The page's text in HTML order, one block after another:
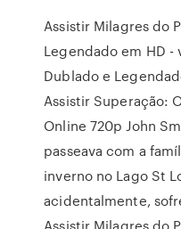
Assistir Milagres do
Legendado em HD -
Dublado e
Assistir Superação:
Online 720p John
passeava com a
inverno no Lago St
acidentalmente,
Assistir Milagres do